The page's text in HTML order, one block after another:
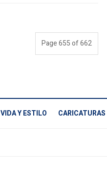
Page 655 of 662
VIDA Y ESTILO CARICATURAS